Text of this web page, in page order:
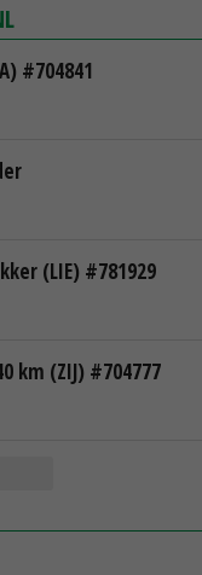
#704841
(LIE) #781929
km (ZIJ) #704777